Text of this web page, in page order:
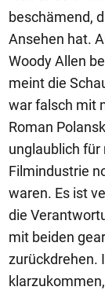
beschämend,
Ansehen hat.
Woody Allen
meint die
war falsch mit
Roman
unglaublich für
Filmindustrie
waren. Es ist
die
mit beiden
zurückdrehen.